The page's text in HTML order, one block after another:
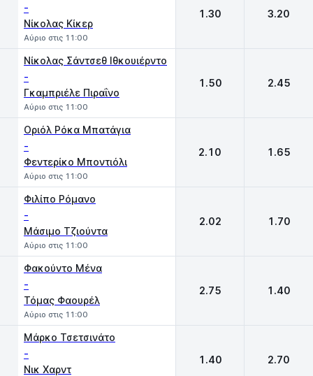
-
Νίκολας Κίκερ
Αύριο στις 11:00
1.30 3.20
Νίκολας Σάντσεθ Ιθκουιέρντο
-
Γκαμπριέλε Πιραΐνο
Αύριο στις 11:00
1.50 2.45
Οριόλ Ρόκα Μπατάγια
-
Φεντερίκο Μποντιόλι
Αύριο στις 11:00
2.10 1.65
Φιλίπο Ρόμανο
-
Μάσιμο Τζιούντα
Αύριο στις 11:00
2.02 1.70
Φακούντο Μένα
-
Τόμας Φαουρέλ
Αύριο στις 11:00
2.75 1.40
Μάρκο Τσετσινάτο
-
Νικ Χαρντ
1.40 2.70